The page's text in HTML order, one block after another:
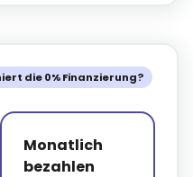
die 0% Finanzierung?
Monatlich
bezahlen